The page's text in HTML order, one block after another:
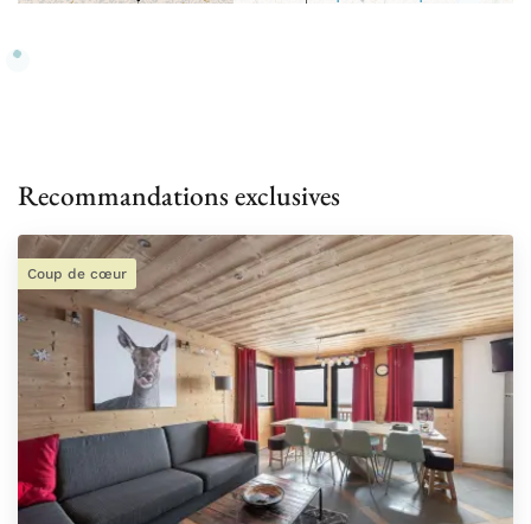
Recommandations exclusives
Coup de cœur